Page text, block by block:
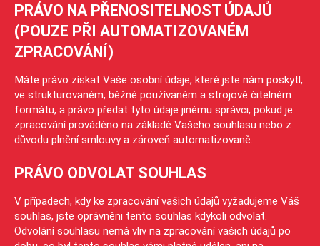
PRÁVO NA PŘENOSITELNOST ÚDAJŮ
(POUZE PŘI AUTOMATIZOVANÉM
ZPRACOVÁNÍ)
Máte právo získat Vaše osobní údaje, které jste nám poskytl,
ve strukturovaném, běžně používaném a strojově čitelném
formátu, a právo předat tyto údaje jinému správci, pokud je
zpracování prováděno na základě Vašeho souhlasu nebo z
důvodu plnění smlouvy a zároveň automatizovaně.
PRÁVO ODVOLAT SOUHLAS
V případech, kdy ke zpracování vašich údajů vyžadujeme Váš
souhlas, jste oprávněni tento souhlas kdykoli odvolat.
Odvolání souhlasu nemá vliv na zpracování vašich údajů po